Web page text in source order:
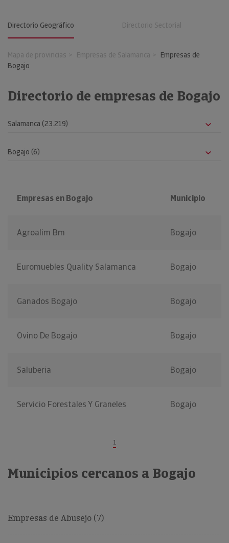
Directorio Geográfico Directorio Sectorial
Mapa de provincias Empresas de Salamanca
Empresas de
Bogajo
Directorio de empresas de Bogajo
Empresas en Bogajo Municipio
Agroalim Bm Bogajo
Euromuebles Quality Salamanca Bogajo
Ganados Bogajo Bogajo
Ovino De Bogajo Bogajo
Saluberia Bogajo
Servicio Forestales Y Graneles Bogajo
1
Municipios cercanos a Bogajo
Empresas de Abusejo (7)